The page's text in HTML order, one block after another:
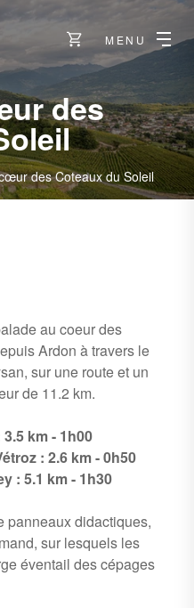
MENU
des
des Coteaux du Soleil
au coeur des
Ardon à travers le
sur une route et un
de 11.2 km.
km - 1h00
: 2.6 km - 0h50
: 5.1 km - 1h30
panneaux didactiques,
sur lesquels les
éventail des cépages